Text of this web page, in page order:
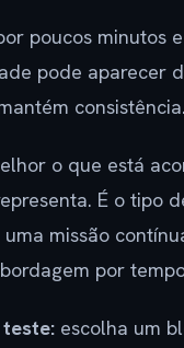
poucos minutos
pode aparecer
consistência.
o que está
É o tipo
missão
por
escolha um